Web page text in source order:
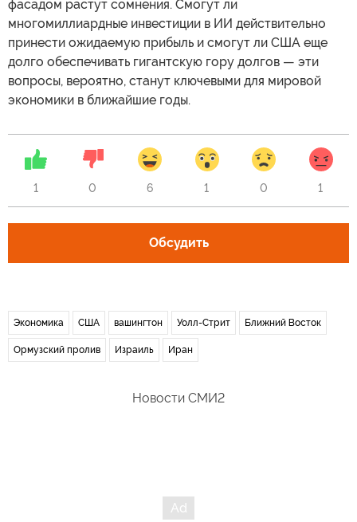
фасадом растут сомнения. Смогут ли
многомиллиардные инвестиции в ИИ действительно
принести ожидаемую прибыль и смогут ли США еще
долго обеспечивать гигантскую гору долгов — эти
вопросы, вероятно, станут ключевыми для мировой
экономики в ближайшие годы.
1 0 6 1 0 1
Обсудить
Экономика США вашингтон Уолл-Стрит Ближний Восток
Ормузский пролив Израиль Иран
Новости СМИ2